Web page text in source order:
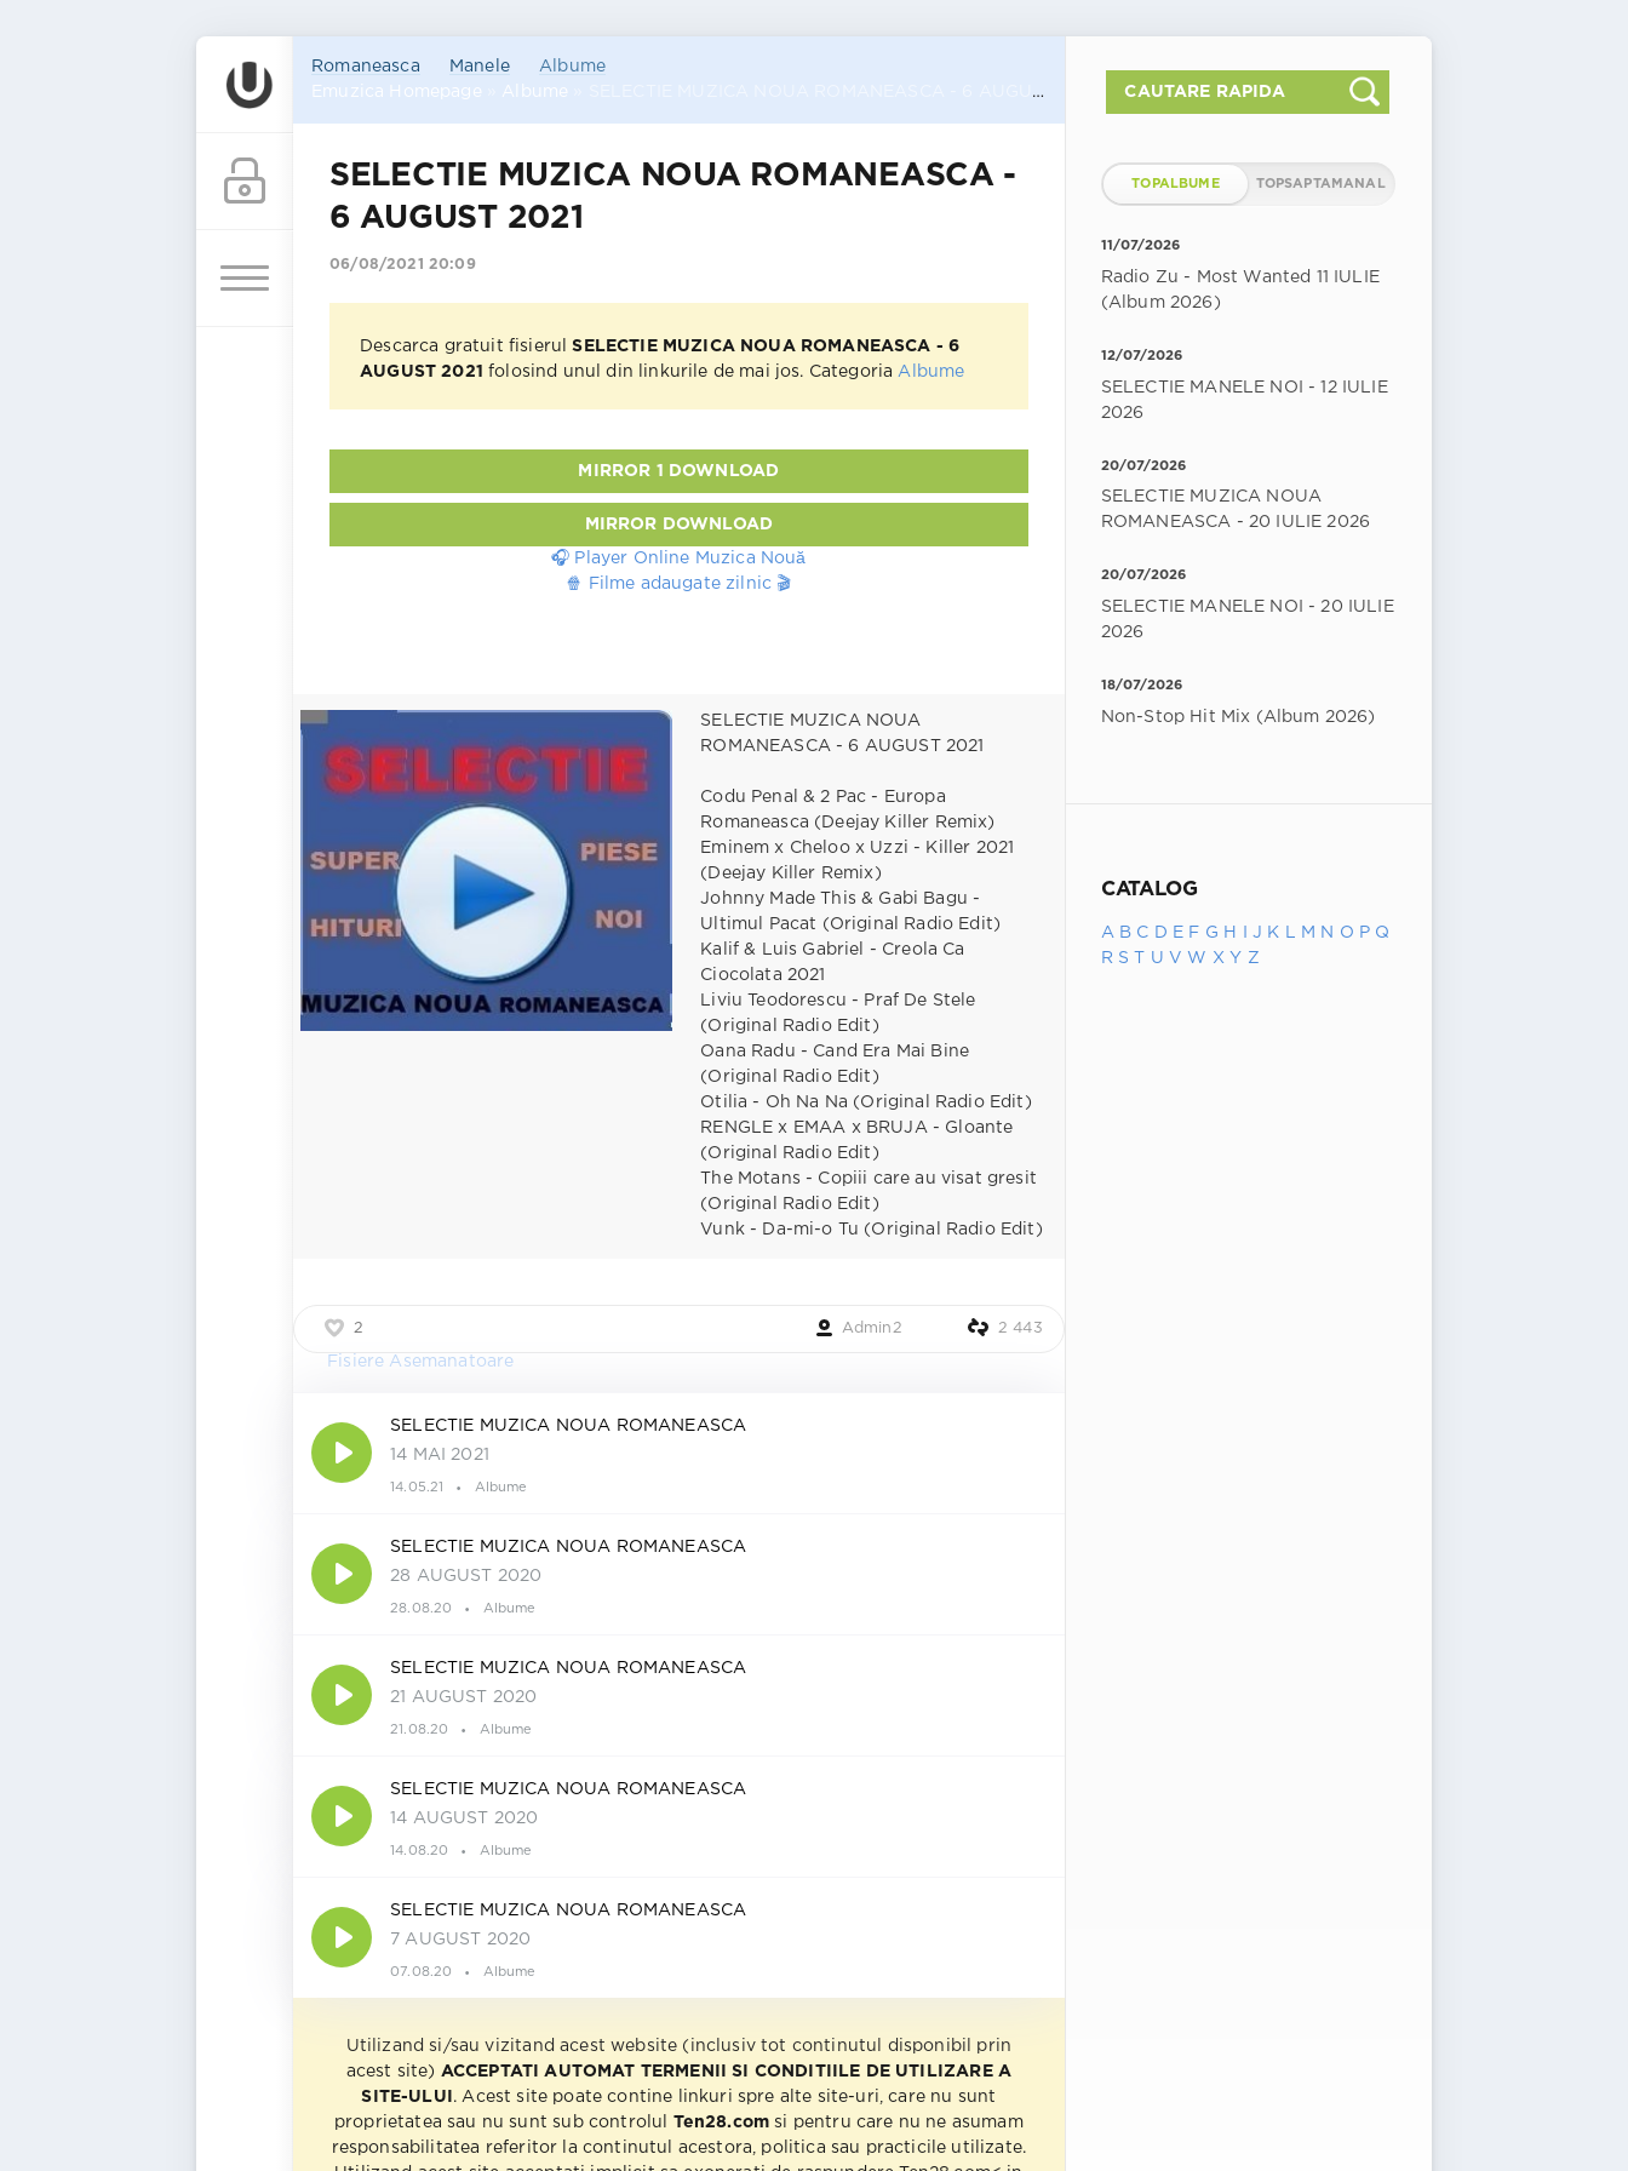
Romaneasca Manele
Albume
Emuzica Homepage
Albume
SELECTIE MUZICA NOUA ROMANEASCA -
6 AUGUST 2021
06/08/2021 20:09
Descarca gratuit fisierulSELECTIE MUZICA NOUA ROMANEASCA - 6
AUGUST 2021 folosind unul din linkurile de mai jos. Categoria Albume
MIRROR 1 DOWNLOAD
MIRROR DOWNLOAD
🎧 Player Online Muzica Nouă
🍿 Filme adaugate zilnic 🎬
SELECTIE MUZICA NOUA
ROMANEASCA - 6 AUGUST 2021
Codu Penal & 2 Pac - Europa
Romaneasca (Deejay Killer Remix)
Eminem x Cheloo x Uzzi - Killer 2021
(Deejay Killer Remix)
Johnny Made This & Gabi Bagu -
Ultimul Pacat (Original Radio Edit)
Kalif & Luis Gabriel - Creola Ca
Ciocolata 2021
Liviu Teodorescu - Praf De Stele
(Original Radio Edit)
Oana Radu - Cand Era Mai Bine
(Original Radio Edit)
Otilia - Oh Na Na (Original Radio Edit)
RENGLE x EMAA x BRUJA - Gloante
(Original Radio Edit)
The Motans - Copiii care au visat gresit
(Original Radio Edit)
Vunk - Da-mi-o Tu (Original Radio Edit)
2 Admin2 2 443
Fisiere Asemanatoare
SELECTIE MUZICA NOUA ROMANEASCA
14 MAI 2021
14.05.21 Albume
SELECTIE MUZICA NOUA ROMANEASCA
28 AUGUST 2020
28.08.20 Albume
SELECTIE MUZICA NOUA ROMANEASCA
21 AUGUST 2020
21.08.20 Albume
SELECTIE MUZICA NOUA ROMANEASCA
14 AUGUST 2020
14.08.20 Albume
SELECTIE MUZICA NOUA ROMANEASCA
7 AUGUST 2020
07.08.20 Albume
Utilizand si/sau vizitand acest website (inclusiv tot continutul disponibil prin
acest site) ACCEPTATI AUTOMAT TERMENII SI CONDITIILE DE UTILIZARE A
SITE-ULUI . Acest site poate contine linkuri spre alte site-uri, care nu sunt
proprietatea sau nu sunt sub controlul
Ten28.com si pentru care nu ne asumam
responsabilitatea referitor la continutul acestora, politica sau practicile utilizate.
TOPALBUME TOPSAPTAMANAL
11/07/2026
Radio Zu - Most Wanted 11 IULIE
(Album 2026)
12/07/2026
SELECTIE MANELE NOI - 12 IULIE
2026
20/07/2026
SELECTIE MUZICA NOUA
ROMANEASCA - 20 IULIE 2026
20/07/2026
SELECTIE MANELE NOI - 20 IULIE
2026
18/07/2026
Non-Stop Hit Mix (Album 2026)
CATALOG
A B C D E F G H J K M N O P Q
R S U V W X Y Z